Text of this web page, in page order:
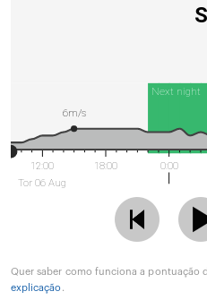
S
Next night
12:00
Tor 06 Aug
18:00 0:00
6m/s
Quer saber como funciona a pontuação
explicação .